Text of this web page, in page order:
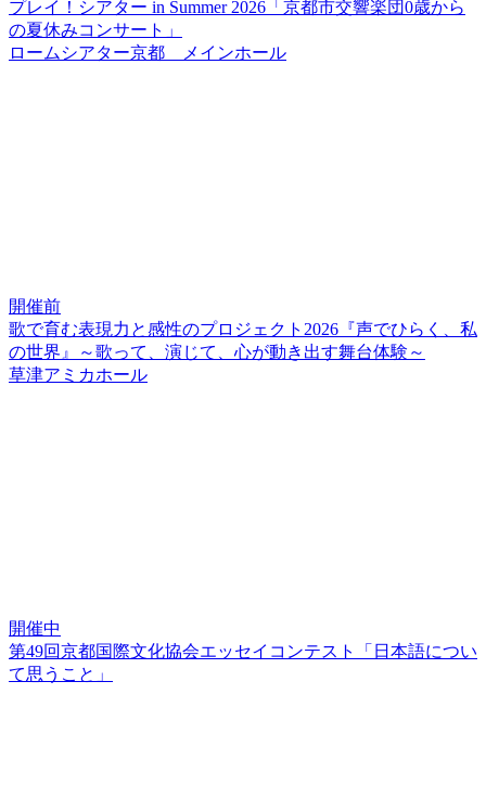
プレイ！シアター in Summer 2026「京都市交響楽団0歳から
の夏休みコンサート」
ロームシアター京都 メインホール
開催前
歌で育む表現力と感性のプロジェクト2026『声でひらく、私
の世界』～歌って、演じて、心が動き出す舞台体験～
草津アミカホール
開催中
第49回京都国際文化協会エッセイコンテスト「日本語につい
て思うこと」